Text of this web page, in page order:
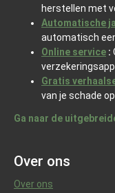
herstellen met
Automatische
automatisch
Online service :
Gratis
van je schade
Ga naar de
Over ons
Over ons